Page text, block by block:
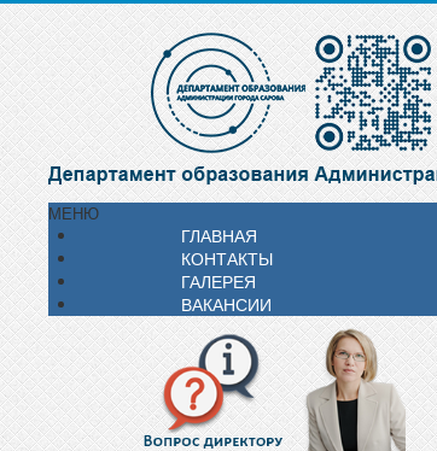
МЕНЮ
ГЛАВНАЯ
КОНТАКТЫ
ГАЛЕРЕЯ
ВАКАНСИИ